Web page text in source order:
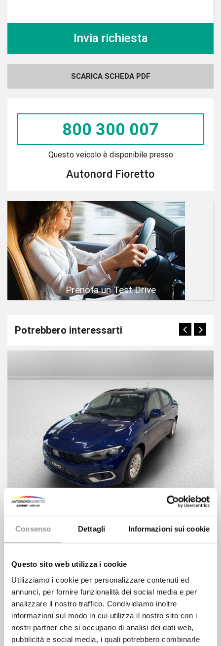
Consenso Dettagli Informazioni sui cookie
Questo sito web utilizza i cookie
Utilizziamo i cookie per personalizzare contenuti ed
annunci, per fornire funzionalità dei social media e per
analizzare il nostro traffico. Condividiamo inoltre
informazioni sul modo in cui utilizza il nostro sito con i
nostri partner che si occupano di analisi dei dati web,
pubblicità e social media, i quali potrebbero combinarle
SCARICA SCHEDA PDF
800 300 007
Questo veicolo è disponibile presso
Autonord Fioretto
Prenota un Test Drive
Potrebbero interessarti
19.300 € 17.500 €
VEDI SCHEDA